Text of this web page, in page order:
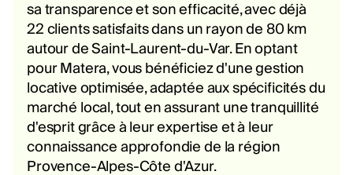
sa transparence et son efficacité, avec déjà
22 clients satisfaits dans un rayon de 80 km
autour de Saint-Laurent-du-Var. En optant
pour Matera, vous bénéficiez d'une gestion
locative optimisée, adaptée aux spécificités du
marché local, tout en assurant une tranquillité
d'esprit grâce à leur expertise et à leur
connaissance approfondie de la région
Provence-Alpes-Côte d'Azur.